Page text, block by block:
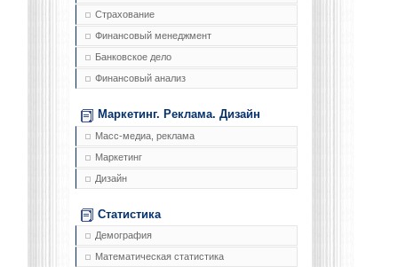
Страхование
Финансовый менеджмент
Банковское дело
Финансовый анализ
Маркетинг. Реклама. Дизайн
Масс-медиа, реклама
Маркетинг
Дизайн
Статистика
Демография
Математическая статистика